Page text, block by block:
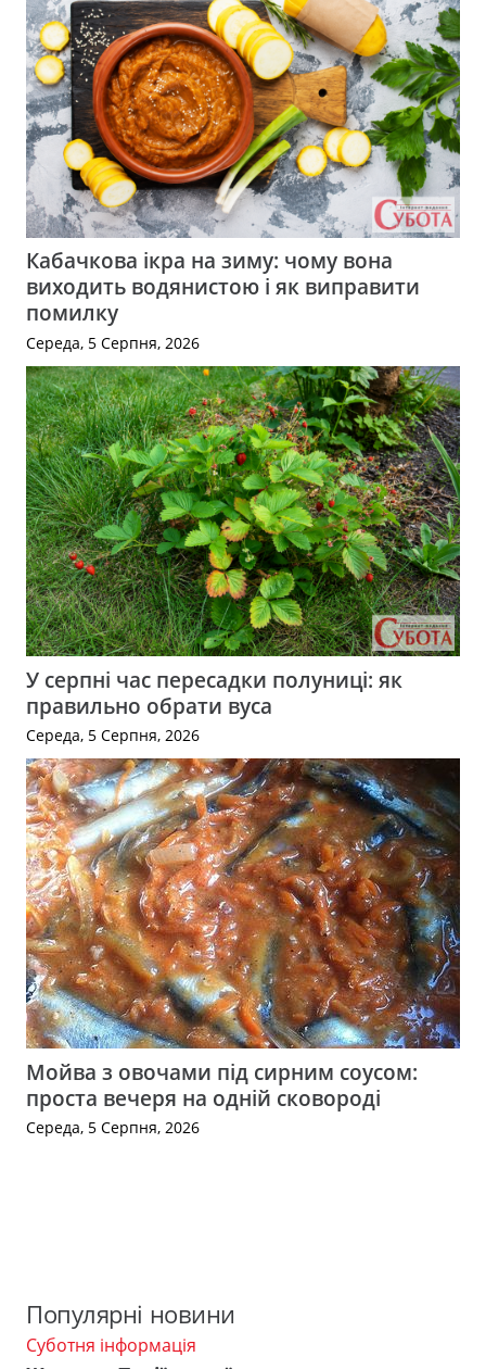
Кабачкова ікра на зиму: чому вона
виходить водянистою і як виправити
помилку
Середа, 5 Серпня, 2026
У серпні час пересадки полуниці: як
правильно обрати вуса
Середа, 5 Серпня, 2026
Мойва з овочами під сирним соусом:
проста вечеря на одній сковороді
Середа, 5 Серпня, 2026
Популярні новини
Суботня інформація